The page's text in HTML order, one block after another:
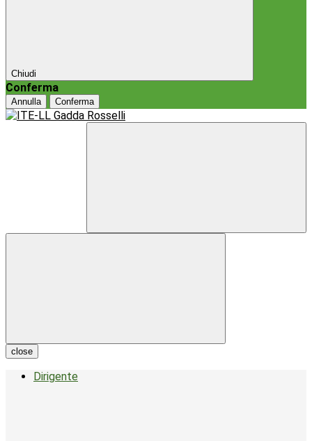
Chiudi
Conferma
Annulla Conferma
close
Dirigente